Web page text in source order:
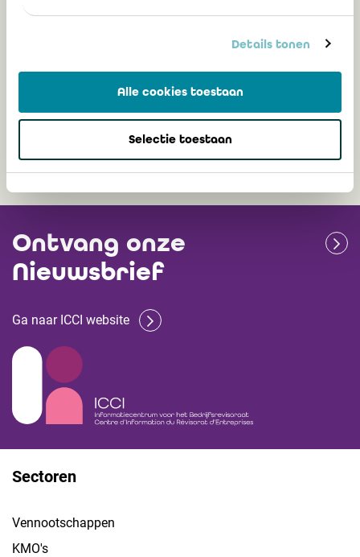
Details tonen
Alle cookies toestaan
Selectie toestaan
en controleactiviteiten gericht op het
7 januari 2025
Ontvang onze
Nieuwsbrief
Ga naar ICCI website
Sectoren
Vennootschappen
KMO's